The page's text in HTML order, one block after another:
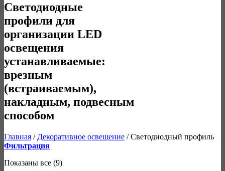
Светодиодные
профили для
организации LED
освещения
устанавливаемые:
врезным
(встраиваемым),
накладным, подвесным
способом
Главная / Декоративное освещение /Светодиодный профиль
Фильтрация
Показаны все (9)